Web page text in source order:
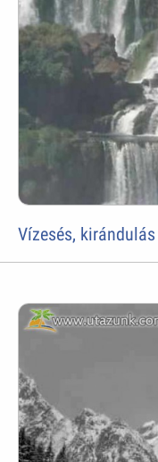
Vízesés, kirándulás